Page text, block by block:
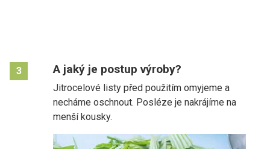
3 A jaký je postup výroby?
Jitrocelové listy před použitím omyjeme a
necháme oschnout. Posléze je nakrájíme na
menší kousky.